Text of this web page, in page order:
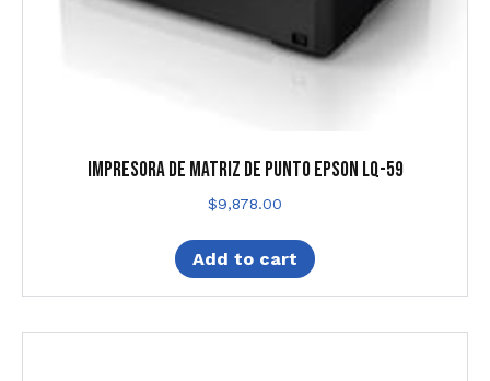
IMPRESORA DE MATRIZ DE PUNTO EPSON LQ-59
$9,878.00
Add to cart